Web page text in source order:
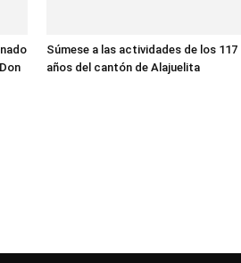
Súmese a las actividades de los 117
años del cantón de Alajuelita